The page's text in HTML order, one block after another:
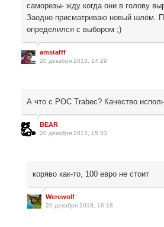
саморезы- жду когда они в голову
Заодно присматриваю новый шлём.
определился с выбором ;)
amstafff
20 декабря 2013, 14:29
А что с POC Trabec? Качество
BEAR
20 декабря 2013, 15:33
коряво как-то, 100 евро не стоит
Werewolf
20 декабря 2013, 16:18